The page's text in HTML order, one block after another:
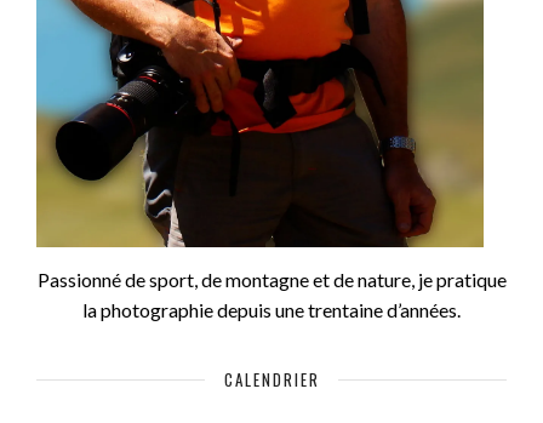
Passionné de sport, de montagne et de nature, je pratique
la photographie depuis une trentaine d’années.
CALENDRIER